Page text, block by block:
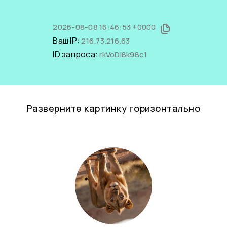
2026-08-08 16:46:53 +0000
Ваш IP:216.73.216.63
ID запроса:rkVoDI8k98c1
Разверните картинку горизонтально